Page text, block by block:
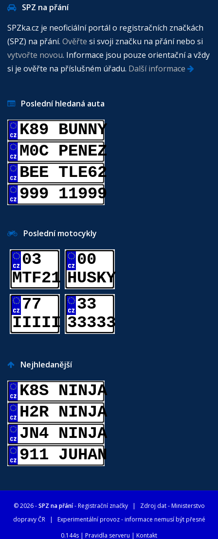
SPZ na přání
SPZka.cz je neoficiální portál o registračních značkách
(SPZ) na přání. Ověřte si svoji značku na přání nebo si
vytvořte novou. Informace jsou pouze orientační a vždy
si je ověřte na příslušném úřadu. Další informace
Poslední hledaná auta
K89 BUNNY
M0C PENEZ
BEE TLE62
999 11999
Poslední motocykly
03
MTF21
00
HUSKY
77
IIIII
33
33333
Nejhledanější
K8S NINJA
H2R NINJA
JN4 NINJA
911 JUHAN
© 2026 -SPZ na přání- Registrační značky| Zdroj dat -Ministerstvo
dopravy ČR| Experimentální provoz - informace nemusí být přesné
0.144s | Pravidla serveru | Kontakt